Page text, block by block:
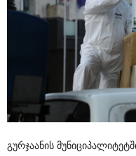
გურჯაანის